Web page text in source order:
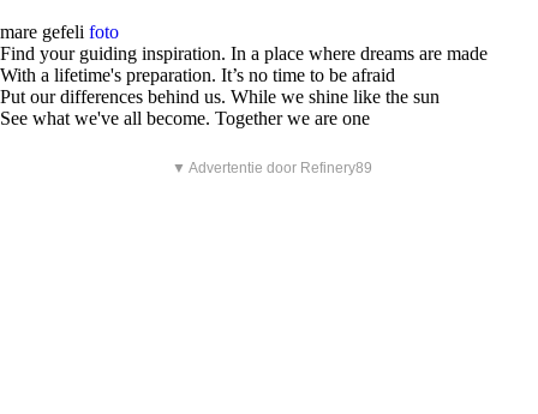
mare gefeli foto
Find your guiding inspiration. In a place where dreams are made
With a lifetime's preparation. It’s no time to be afraid
Put our differences behind us. While we shine like the sun
See what we've all become. Together we are one
▼ Advertentie door Refinery89